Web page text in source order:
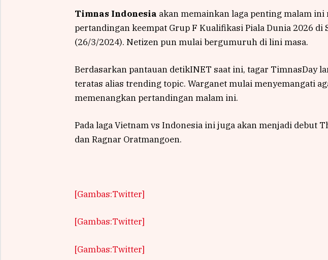
Timnas Indonesia akan memainkan laga penting malam ini
pertandingan keempat Grup F Kualifikasi Piala Dunia 2026 di
(26/3/2024). Netizen pun mulai bergumuruh di lini masa.
Berdasarkan pantauan detikINET saat ini, tagar TimnasDay
teratas alias trending topic. Warganet mulai menyemangati
memenangkan pertandingan malam ini.
Pada laga Vietnam vs Indonesia ini juga akan menjadi debut
dan Ragnar Oratmangoen.
[Gambas:Twitter]
[Gambas:Twitter]
[Gambas:Twitter]